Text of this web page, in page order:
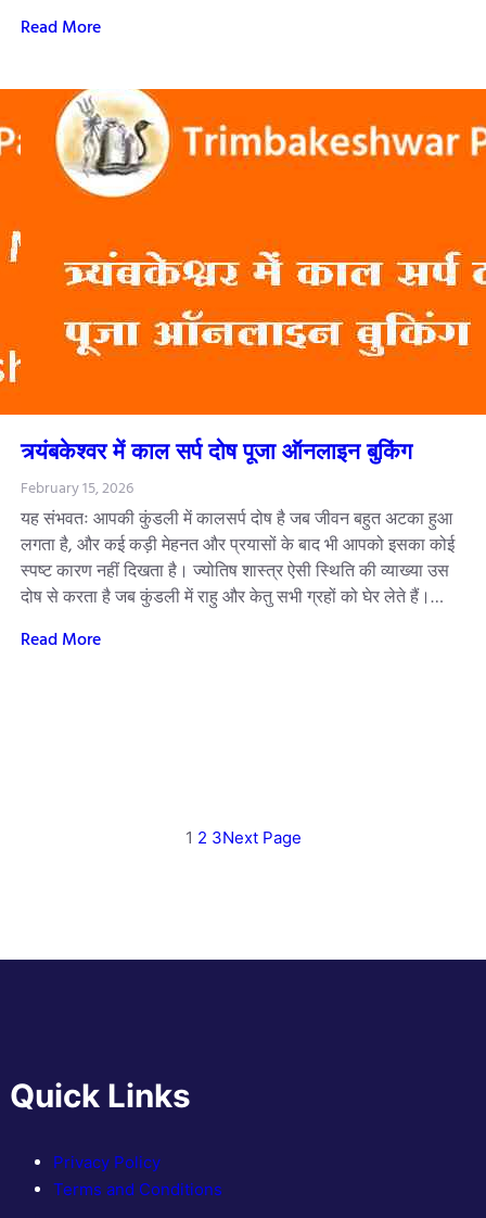
Read More
त्र्यंबकेश्वर में काल सर्प दोष पूजा ऑनलाइन बुकिंग
February 15, 2026
यह संभवतः आपकी कुंडली में कालसर्प दोष है जब जीवन बहुत अटका हुआ
लगता है, और कई कड़ी मेहनत और प्रयासों के बाद भी आपको इसका कोई
स्पष्ट कारण नहीं दिखता है। ज्योतिष शास्त्र ऐसी स्थिति की व्याख्या उस
दोष से करता है जब कुंडली में राहु और केतु सभी ग्रहों को घेर लेते हैं।…
Read More
1 2 3Next Page
Quick Links
Privacy Policy
Terms and Conditions